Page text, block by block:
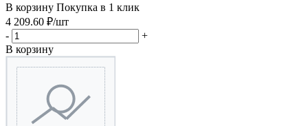
В корзину Покупка в 1 клик
4 209.60 ₽/шт
-
+
В корзину